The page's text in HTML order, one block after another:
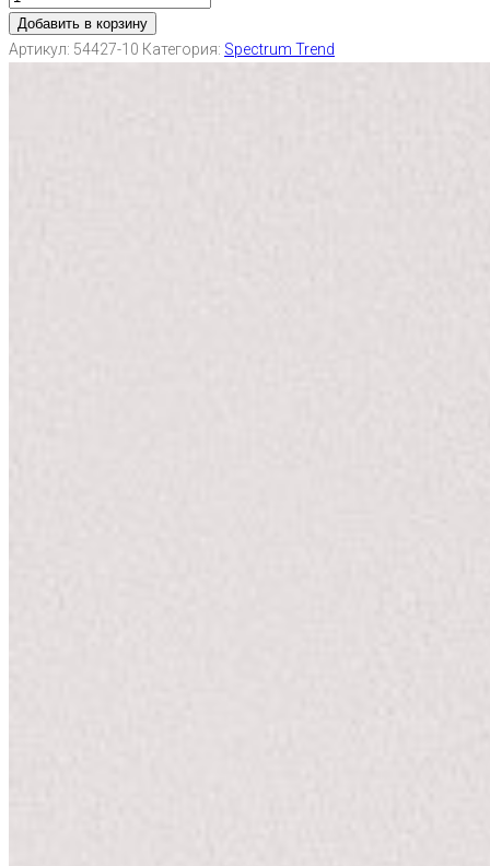
Добавить в корзину
Артикул: 54427-10 Категория: Spectrum Trend